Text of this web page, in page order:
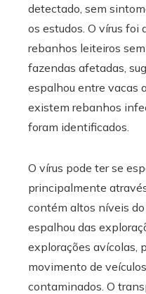
detectado, sem
os estudos. O vírus foi
rebanhos leiteiros
fazendas afetadas,
espalhou entre vacas
existem rebanhos
foram identificados.
O vírus pode ter se
principalmente
contém altos níveis
espalhou das
explorações avícolas,
movimento de
contaminados. O